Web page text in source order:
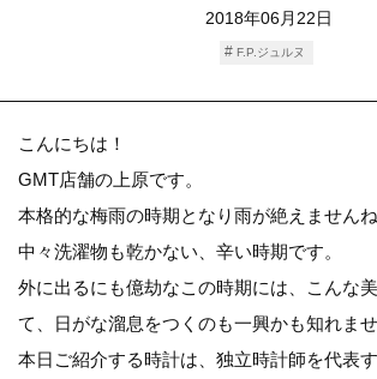
2018年06月22日
F.P.ジュルヌ
こんにちは！
GMT店舗の上原です。
本格的な梅雨の時期となり雨が絶えませんね
中々洗濯物も乾かない、辛い時期です。
外に出るにも億劫なこの時期には、こんな
て、日がな溜息をつくのも一興かも知れませ
本日ご紹介する時計は、独立時計師を代表